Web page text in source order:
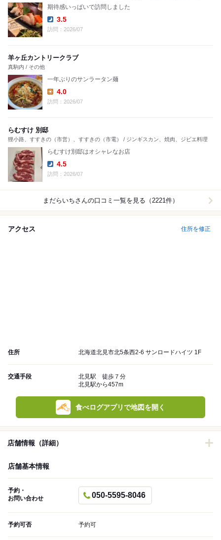
期待感いっぱいで訪問しました
Dinner:
3.5
訪問：2026/07
羊ヶ丘カントリークラブ
真駒内 / その他
一年ぶりのサンラータン麺
Lunch:
4.0
訪問：2026/07
らむすけ 別邸
狸小路、すすきの（市営）、すすきの（市電） / ジンギスカン、焼肉、ジビエ料理
らむすけ別邸はオシャレなお店
Dinner:
4.5
訪問：2026/07
まだらいちさんの口コミ一覧を見る（2221件）
アクセス 住所を修正
住所 北海道北見市北5条西2-6 サンロードハイツ 1F
交通手段
北見駅 徒歩７分
北見駅から457m
食べログアプリで地図を開く
店舗情報（詳細）
店舗基本情報
予約・
お問い合わせ
050-5595-8046
予約可否 予約可